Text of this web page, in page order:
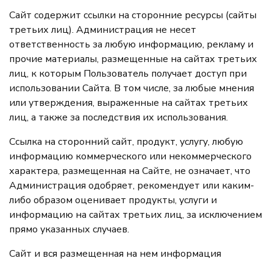
Сайт содержит ссылки на сторонние ресурсы (сайты
третьих лиц). Администрация не несет
ответственность за любую информацию, рекламу и
прочие материалы, размещенные на сайтах третьих
лиц, к которым Пользователь получает доступ при
использовании Сайта. В том числе, за любые мнения
или утверждения, выраженные на сайтах третьих
лиц, а также за последствия их использования.
Ссылка на сторонний сайт, продукт, услугу, любую
информацию коммерческого или некоммерческого
характера, размещенная на Сайте, не означает, что
Администрация одобряет, рекомендует или каким-
либо образом оценивает продукты, услуги и
информацию на сайтах третьих лиц, за исключением
прямо указанных случаев.
Сайт и вся размещенная на нем информация